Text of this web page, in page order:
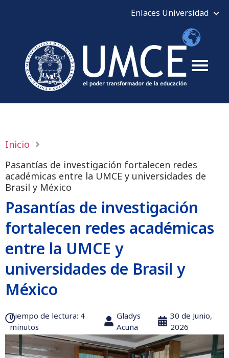
Inicio
Pasantías de investigación fortalecen redes
académicas entre la UMCE y universidades de
Brasil y México
Pasantías de investigación
fortalecen redes académicas
entre la UMCE y
universidades de Brasil y
México
Tiempo de lectura:‎ 4
minutos
Gladys
Acuña
30 de Junio,
2026